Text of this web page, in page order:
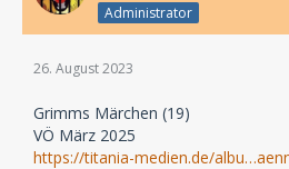
Administrator
26. August 2023
Grimms Märchen (19)
VÖ März 2025
https://titania-medien.de/